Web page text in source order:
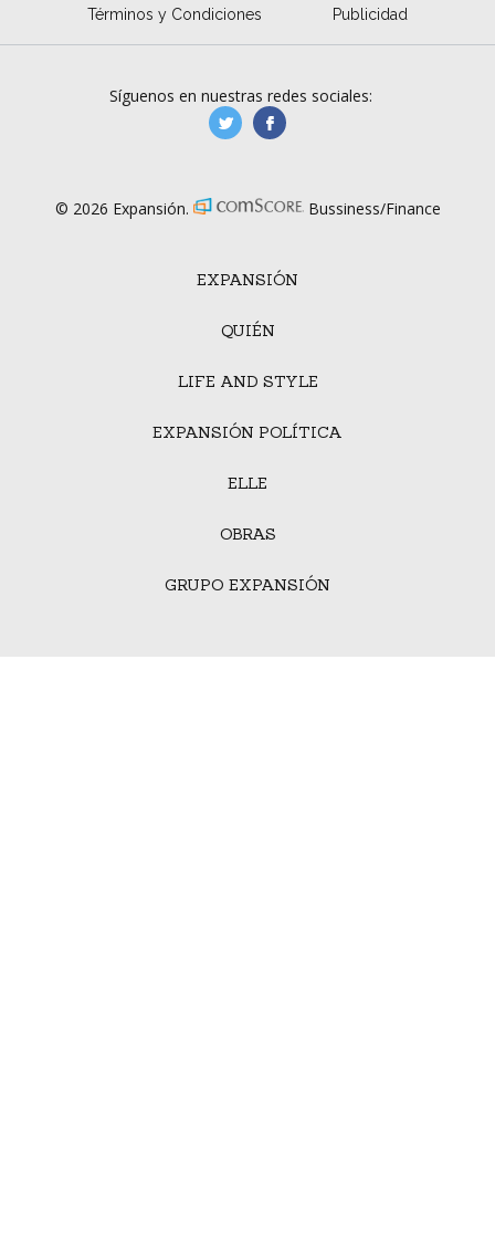
Términos y Condiciones Publicidad
EXPANSIÓN
QUIÉN
LIFE AND STYLE
EXPANSIÓN POLÍTICA
ELLE
OBRAS
GRUPO EXPANSIÓN
Síguenos en nuestras redes sociales:
manufacturaGE
© 2026 Expansión. Bussiness/Finance